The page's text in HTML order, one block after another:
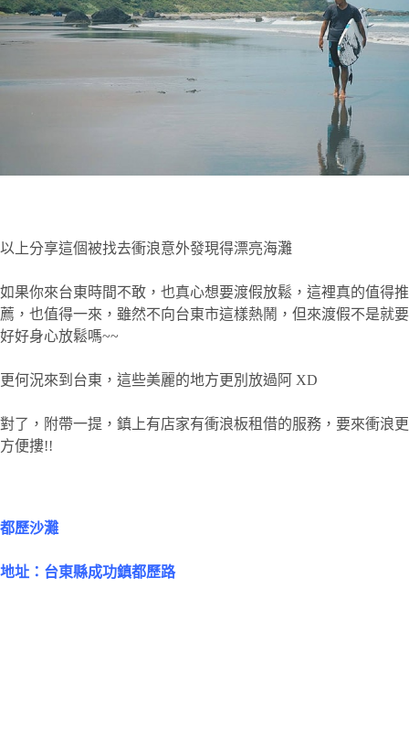
以上分享這個被找去衝浪意外發現得漂亮海灘
如果你來台東時間不敢，也真心想要渡假放鬆，這裡真的值得推
薦，也值得一來，雖然不向台東市這樣熱鬧，但來渡假不是就要
好好身心放鬆嗎~~
更何況來到台東，這些美麗的地方更別放過阿 XD
對了，附帶一提，鎮上有店家有衝浪板租借的服務，要來衝浪更
方便摟!!
都歷沙灘
地址：台東縣成功鎮都歷路